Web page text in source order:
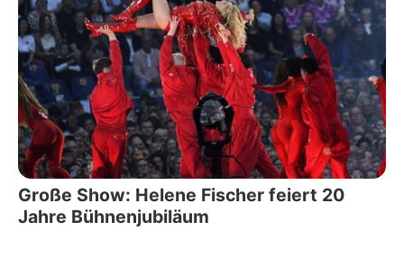
Große Show: Helene Fischer feiert 20
Jahre Bühnenjubiläum